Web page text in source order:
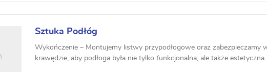
Sztuka Podłóg
Wykończenie – Montujemy listwy przypodłogowe oraz zabezpieczamy
krawędzie, aby podłoga była nie tylko funkcjonalna, ale także